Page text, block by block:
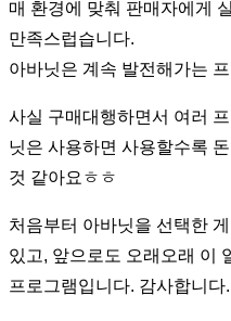
매 환경에 맞춰 판매자에게
만족스럽습니다.
아바닛은 계속 발전해가는
사실 구매대행하면서 여러
닛은 사용하면 사용할수록
것 같아요ㅎㅎ
처음부터 아바닛을 선택한
있고, 앞으로도 오래오래 이
프로그램입니다. 감사합니다.